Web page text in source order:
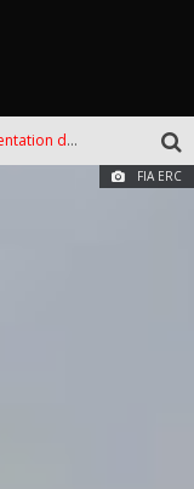
FIA ERC